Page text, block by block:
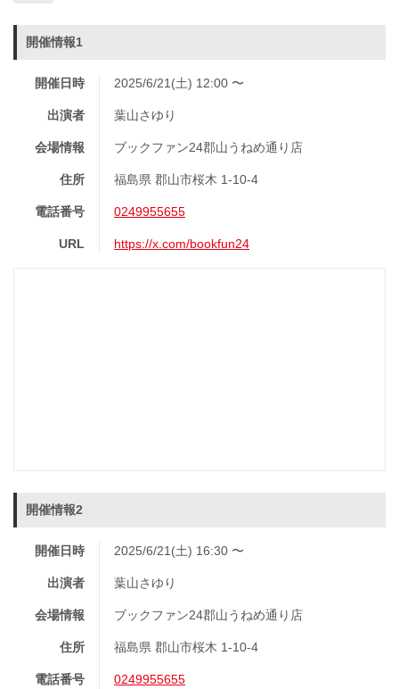
開催情報1
開催日時 2025/6/21(土) 12:00 〜
出演者 葉山さゆり
会場情報 ブックファン24郡山うねめ通り店
住所 福島県 郡山市桜木 1-10-4
電話番号 0249955655
URL https://x.com/bookfun24
開催情報2
開催日時 2025/6/21(土) 16:30 〜
出演者 葉山さゆり
会場情報 ブックファン24郡山うねめ通り店
住所 福島県 郡山市桜木 1-10-4
電話番号 0249955655